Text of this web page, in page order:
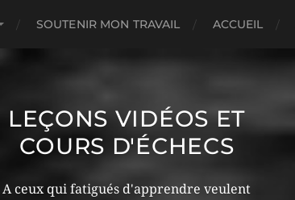
SOUTENIR MON TRAVAIL ACCUEIL
LEÇONS VIDÉOS ET
COURS D'ÉCHECS
A ceux qui fatigués d'apprendre veulent